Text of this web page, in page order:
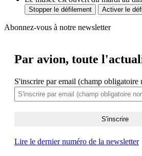
Stopper le défilement Activer le
Abonnez-vous à notre newsletter
Par avion, toute
S'inscrire par email (champ obligatoire
Lire le dernier numéro de la newsletter